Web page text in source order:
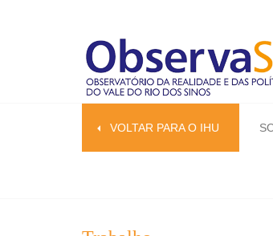
VOLTAR PARA O IHU